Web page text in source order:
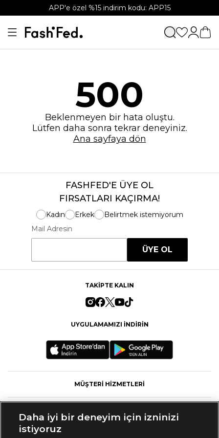
APP'e özel %15 indirim kodu: APP15
500
Beklenmeyen bir hata oluştu.
Lütfen daha sonra tekrar deneyiniz.
Ana sayfaya dön
FASHFED'E ÜYE OL
FIRSATLARI KAÇIRMA!
Kadın Erkek
Belirtmek istemiyorum
Mail Adresin
ÜYE OL
TAKİPTE KALIN
UYGULAMAMIZI İNDİRİN
MÜŞTERİ HİZMETLERİ
Daha iyi bir deneyim için izninizi
istiyoruz